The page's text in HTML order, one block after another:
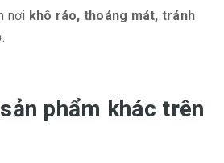
nơi khô ráo, thoáng mát, tránh
.
phẩm khác trên